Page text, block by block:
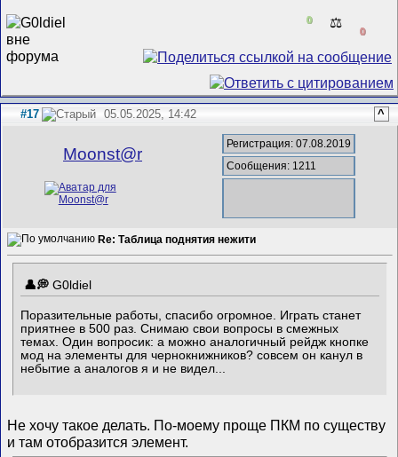
0 ⚖️
0
#17 05.05.2025, 14:42 ^
Mооnst@r
Регистрация: 07.08.2019
Сообщения: 1211
Re: Таблица поднятия нежити
G0ldiel
Поразительные работы, спасибо огромное. Играть станет
приятнее в 500 раз. Снимаю свои вопросы в смежных
темах. Один вопросик: а можно аналогичный рейдж кнопке
мод на элементы для чернокнижников? совсем он канул в
небытие а аналогов я и не видел...
Не хочу такое делать. По-моему проще ПКМ по существу
и там отобразится элемент.